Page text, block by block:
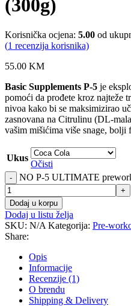
(300g)
Korisnička ocjena: 5.00 od
(1 recenzija korisnika)
55.00 KM
Basic Supplements P-5 je
pomoći da prođete kroz najteže
nivoa kako bi se maksimizirao
zasnovana na Citrulinu (DL-
vašim mišićima više snage, bolji
Ukus
Očisti
- NO P-5 ULTIMATE
+
Dodaj u korpu
Dodaj u listu želja
SKU: N/A Kategorija: Pre-
Share:
Opis
Informacije
Recenzije (1)
O brendu
Shipping & Delivery